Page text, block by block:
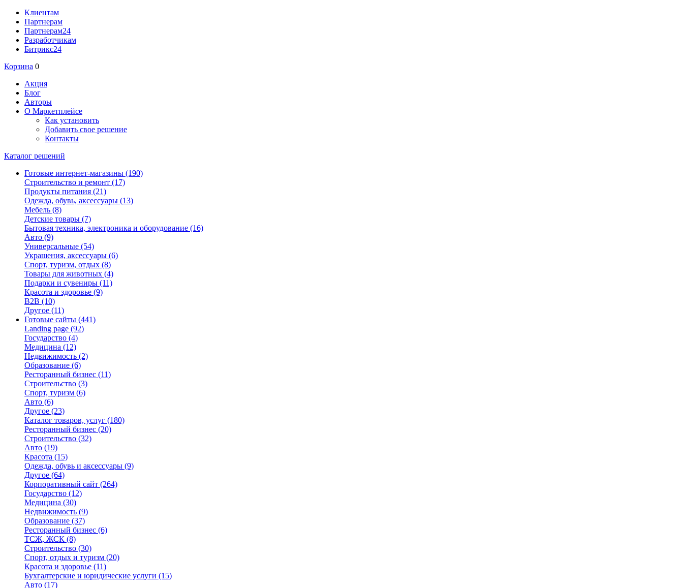
Клиентам
Партнерам
Партнерам24
Разработчикам
Битрикс24
Корзина 0
Акция
Блог
Авторы
О Маркетплейсе
Как установить
Добавить свое решение
Контакты
Каталог решений
Готовые интернет-магазины (190)
Строительство и ремонт (17)
Продукты питания (21)
Одежда, обувь, аксессуары (13)
Мебель (8)
Детские товары (7)
Бытовая техника, электроника и оборудование (16)
Авто (9)
Универсальные (54)
Украшения, аксессуары (6)
Спорт, туризм, отдых (8)
Товары для животных (4)
Подарки и сувениры (11)
Красота и здоровье (9)
B2B (10)
Другое (11)
Готовые сайты (441)
Landing page (92)
Государство (4)
Медицина (12)
Недвижимость (2)
Образование (6)
Ресторанный бизнес (11)
Строительство (3)
Спорт, туризм (6)
Авто (6)
Другое (23)
Каталог товаров, услуг (180)
Ресторанный бизнес (20)
Строительство (32)
Авто (19)
Красота (15)
Одежда, обувь и аксессуары (9)
Другое (64)
Корпоративный сайт (264)
Государство (12)
Медицина (30)
Недвижимость (9)
Образование (37)
Ресторанный бизнес (6)
ТСЖ, ЖСК (8)
Строительство (30)
Спорт, отдых и туризм (20)
Красота и здоровье (11)
Бухгалтерские и юридические услуги (15)
Авто (17)